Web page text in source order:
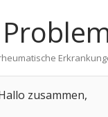
zusammen,